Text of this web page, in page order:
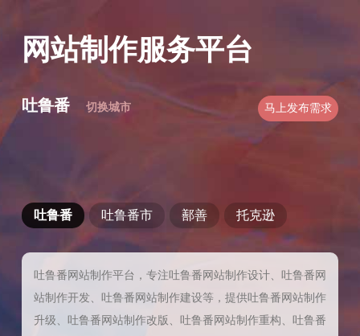
网站制作服务平台
吐鲁番 切换城市 马上发布需求
吐鲁番 吐鲁番市 鄯善 托克逊
吐鲁番网站制作平台，专注吐鲁番网站制作设计、吐鲁番网
站制作开发、吐鲁番网站制作建设等，提供吐鲁番网站制作
升级、吐鲁番网站制作改版、吐鲁番网站制作重构、吐鲁番